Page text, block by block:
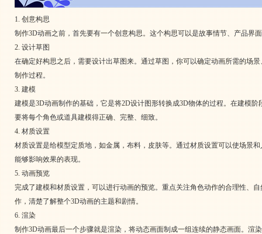
1. 创意构思
制作3D动画之前，首先要有一个创意构思。这个构思可以是故事情节、产品
2. 设计草图
在确定好构思之后，需要设计出草图来。通过草图，你可以确定动画所需的场
制作过程。
3. 建模
建模是3D动画制作的基础，它是将2D设计图形转换成3D物体的过程。在建模
要将每个角色或道具建模得正确、完整、细致。
4. 材质设置
材质设置是给模型定质地，如金属，布料，皮肤等。通过材质设置可以使场景
能够影响效果的表现。
5. 动画预览
完成了建模和材质设置，可以进行动画的预览。重点关注角色动作的合理性、
作，清楚了解整个3D动画的主题和剧情。
6. 渲染
制作3D动画最后一个步骤就是渲染，将动态画面制成一组连续的静态画面。